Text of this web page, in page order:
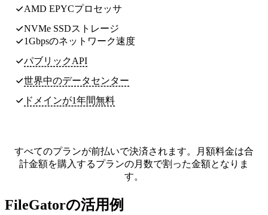
AMD EPYCプロセッサ
NVMe SSDストレージ
1Gbpsのネットワーク速度
パブリックAPI
世界中のデータセンター
ドメインが1年間無料
すべてのプランが前払いで決済されます。月額料金は合
計金額を購入するプランの月数で割った金額となりま
す。
FileGatorの活用例